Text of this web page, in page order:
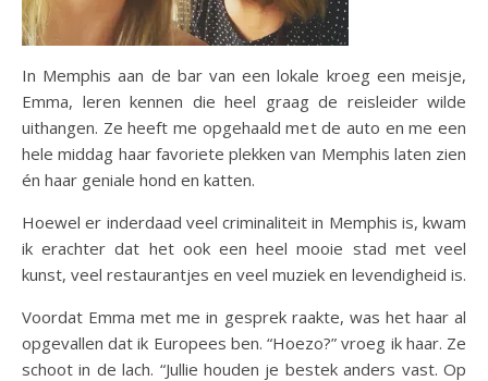
In Memphis aan de bar van een lokale kroeg een meisje,
Emma, leren kennen die heel graag de reisleider wilde
uithangen. Ze heeft me opgehaald met de auto en me een
hele middag haar favoriete plekken van Memphis laten zien
én haar geniale hond en katten.
Hoewel er inderdaad veel criminaliteit in Memphis is, kwam
ik erachter dat het ook een heel mooie stad met veel
kunst, veel restaurantjes en veel muziek en levendigheid is.
Voordat Emma met me in gesprek raakte, was het haar al
opgevallen dat ik Europees ben. “Hoezo?” vroeg ik haar. Ze
schoot in de lach. “Jullie houden je bestek anders vast. Op